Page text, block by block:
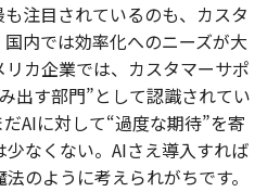
注目されているのも、カスタ
内では効率化へのニーズが大
カ企業では、カスタマーサポ
出す部門”として認識されてい
AIに対して“過度な期待”を寄
なくない。AIさえ導入すれば
のように考えられがちです。